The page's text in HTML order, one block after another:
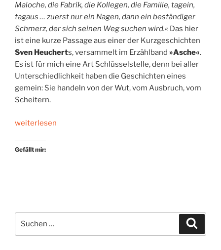
Maloche, die Fabrik, die Kollegen, die Familie, tagein,
tagaus … zuerst nur ein Nagen, dann ein beständiger
Schmerz, der sich seinen Weg suchen wird.« Das hier
ist eine kurze Passage aus einer der Kurzgeschichten
Sven Heucherts, versammelt im Erzählband »Asche«.
Es ist für mich eine Art Schlüsselstelle, denn bei aller
Unterschiedlichkeit haben die Geschichten eines
gemein: Sie handeln von der Wut, vom Ausbruch, vom
Scheitern.
„Miniaturen
Hoffnungslosigkeit“
weiterlesen
Gefällt mir:
nach: